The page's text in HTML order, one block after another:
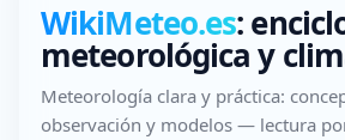
WikiMeteo.es:
meteorológica y
Meteorología clara y práctica:
observación y modelos — lectura